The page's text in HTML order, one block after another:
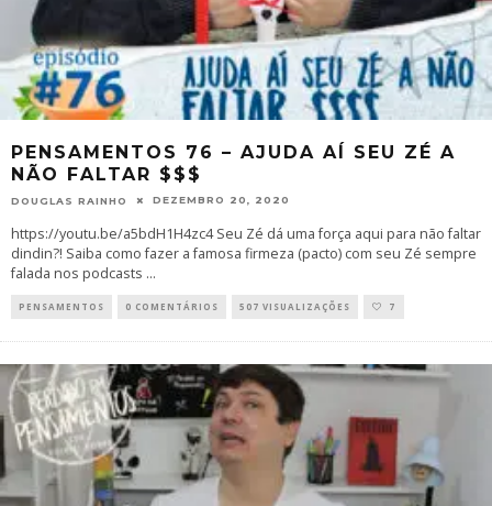
PENSAMENTOS 76 – AJUDA AÍ SEU ZÉ A
NÃO FALTAR $$$
DOUGLAS RAINHO DEZEMBRO 20, 2020
https://youtu.be/a5bdH1H4zc4 Seu Zé dá uma força aqui para não faltar
dindin?! Saiba como fazer a famosa firmeza (pacto) com seu Zé sempre
falada nos podcasts ...
PENSAMENTOS 0 COMENTÁRIOS 507 VISUALIZAÇÕES 7